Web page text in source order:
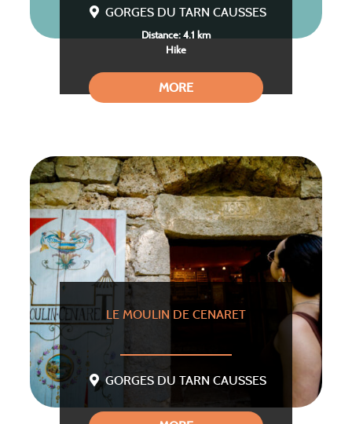
GORGES DU TARN CAUSSES
Distance: 4.1 km
Hike
MORE
LE MOULIN DE CENARET
GORGES DU TARN CAUSSES